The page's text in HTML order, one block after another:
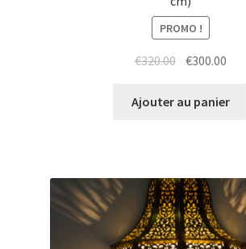
PROMO !
€320.00 Le
initial
€300.00
Ajouter au panier